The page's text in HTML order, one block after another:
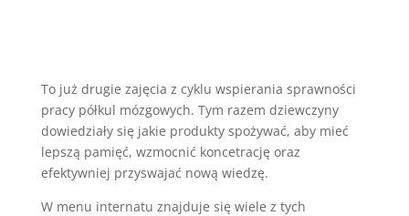
To już drugie zajęcia z cyklu wspierania sprawności
pracy półkul mózgowych. Tym razem dziewczyny
dowiedziały się jakie produkty spożywać, aby mieć
lepszą pamięć, wzmocnić koncetrację oraz
efektywniej przyswajać nową wiedzę.
W menu internatu znajduje się wiele z tych